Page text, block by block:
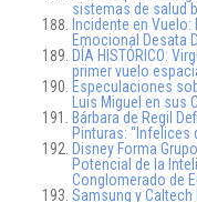
sistemas de salud
Incidente en
Emocional Desata
DÍA HISTÓRICO:
primer vuelo
Especulaciones
Luis Miguel en sus
Bárbara de Regil
Pinturas: “Infelices
Disney Forma
Potencial de la
Conglomerado de
Samsung y